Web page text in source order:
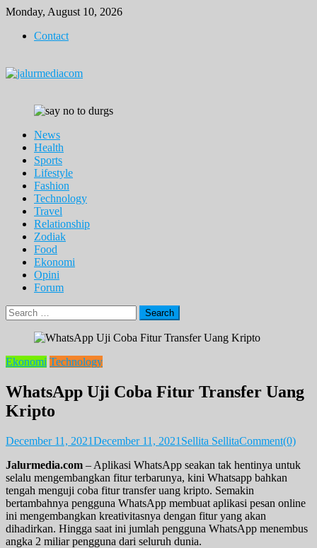
Skip
content
Monday, August 10, 2026
Contact
News
Health
Sports
Lifestyle
Fashion
Technology
Travel
Relationship
Zodiak
Food
Ekonomi
Opini
Forum
Search
for:
Ekonomi Technology
WhatsApp Uji Coba Fitur Transfer Uang
Kripto
December 11, 2021December 11, 2021 Sellita SellitaComment(0)
Jalurmedia.com – Aplikasi WhatsApp seakan tak hentinya untuk
selalu mengembangkan fitur terbarunya, kini Whatsapp bahkan
tengah menguji coba fitur transfer uang kripto. Semakin
bertambahnya pengguna WhatsApp membuat aplikasi pesan online
ini mengembangkan kreativitasnya dengan fitur yang akan
dihadirkan. Hingga saat ini jumlah pengguna WhatsApp menembus
angka 2 miliar pengguna dari seluruh dunia.